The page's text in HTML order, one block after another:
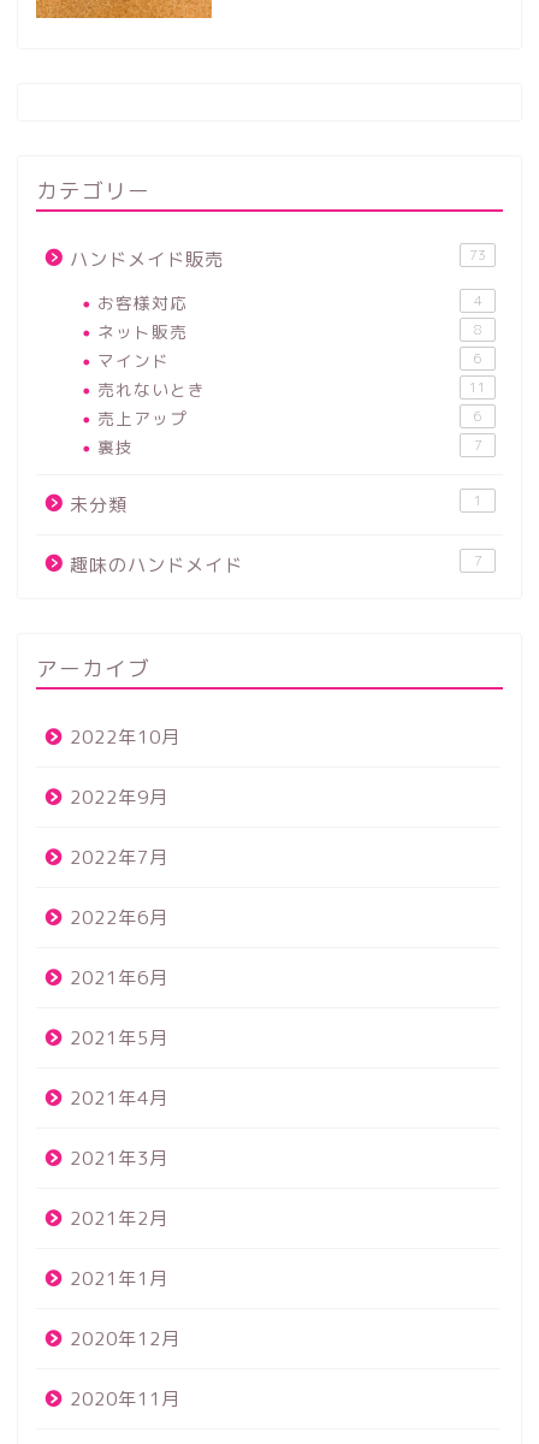
カテゴリー
ハンドメイド販売 73
お客様対応 4
ネット販売 8
マインド 6
売れないとき 11
売上アップ 6
裏技 7
未分類 1
趣味のハンドメイド 7
アーカイブ
2022年10月
2022年9月
2022年7月
2022年6月
2021年6月
2021年5月
2021年4月
2021年3月
2021年2月
2021年1月
2020年12月
2020年11月